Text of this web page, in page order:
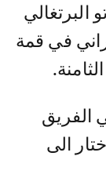
البرتغالي
في قمة
الفريق
الى